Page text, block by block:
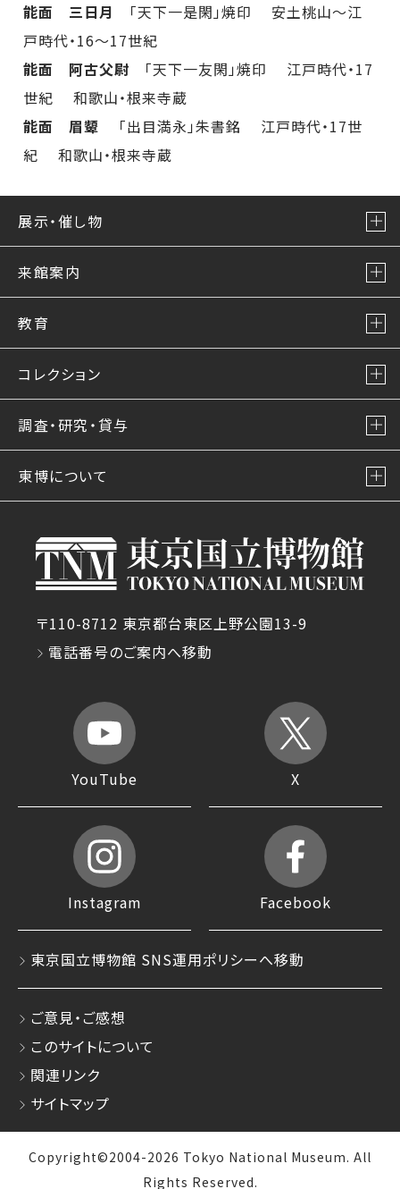
能面 三日月
「天下一是閑」焼印 安土桃山～江
戸時代・16～17世紀
能面 阿古父尉 「天下一友閑」焼印 江戸時代・17
世紀 和歌山・根来寺蔵
能面 眉顰 「出目満永」朱書銘 江戸時代・17世
紀 和歌山・根来寺蔵
展示・催し物
来館案内
教育
コレクション
調査・研究・貸与
東博について
〒110-8712 東京都台東区上野公園13-9
電話番号のご案内へ移動
YouTube X
Instagram Facebook
東京国立博物館 SNS運用ポリシーへ移動
ご意見・ご感想
このサイトについて
関連リンク
サイトマップ
Copyright©2004-2026 Tokyo National Museum. All
Rights Reserved.